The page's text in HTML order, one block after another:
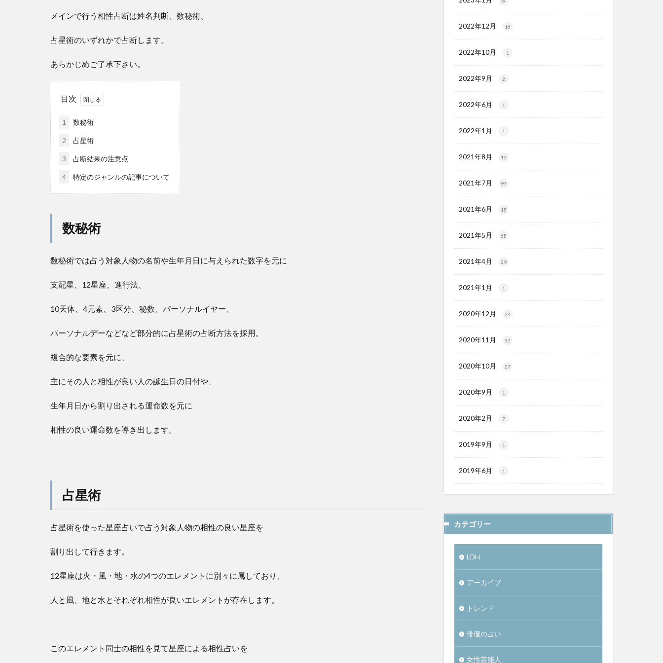
メインで行う相性占断は姓名判断、数秘術、
占星術のいずれかで占断します。
あらかじめご了承下さい。
目次
1 数秘術
2 占星術
3 占断結果の注意点
4 特定のジャンルの記事について
数秘術
数秘術では占う対象人物の名前や生年月日に与えられた数字を元に
支配星、12星座、進行法、
10天体、4元素、3区分、秘数、パーソナルイヤー、
パーソナルデーなどなど部分的に占星術の占断方法を採用。
複合的な要素を元に、
主にその人と相性が良い人の誕生日の日付や、
生年月日から割り出される運命数を元に
相性の良い運命数を導き出します。
占星術
占星術を使った星座占いで占う対象人物の相性の良い星座を
割り出して行きます。
12星座は火・風・地・水の4つのエレメントに別々に属しており、
人と風、地と水とそれぞれ相性が良いエレメントが存在します。
このエレメント同士の相性を見て星座による相性占いを
2022年12月 16
2022年10月 1
2022年9月 2
2022年6月 1
2022年1月 1
2021年8月 15
2021年7月 97
2021年6月 15
2021年5月 65
2021年4月 29
2021年1月 1
2020年12月 24
2020年11月 32
2020年10月 27
2020年9月 1
2020年2月 7
2019年9月 1
2019年6月 1
カテゴリー
LDH
アーカイブ
トレンド
俳優の占い
女性芸能人